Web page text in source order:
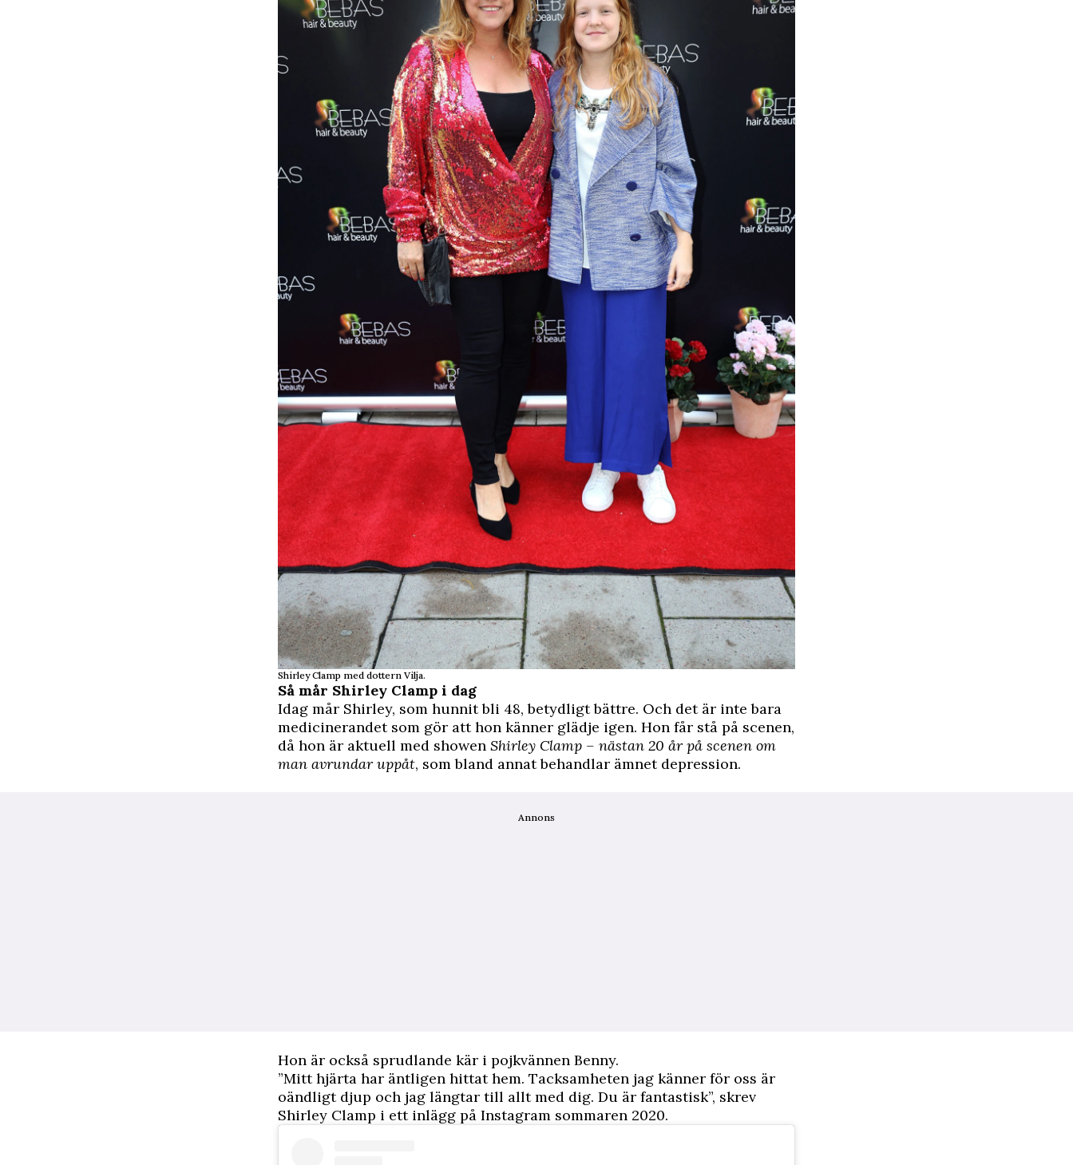
Shirley Clamp med dottern Vilja.
Så mår Shirley Clamp i dag
Idag mår Shirley, som hunnit bli 48, betydligt bättre. Och det är inte bara
medicinerandet som gör att hon känner glädje igen. Hon får stå på scenen,
då hon är aktuell med showen Shirley Clamp – nästan 20 år på scenen om
man avrundar uppåt, som bland annat behandlar ämnet depression.
Annons
Hon är också sprudlande kär i pojkvännen Benny.
”Mitt hjärta har äntligen hittat hem. Tacksamheten jag känner för oss är
oändligt djup och jag längtar till allt med dig. Du är fantastisk”, skrev
Shirley Clamp i ett inlägg på Instagram sommaren 2020.